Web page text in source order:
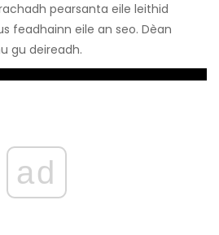
pearsanta eile leithid
feadhainn eile an seo. Dèan
gu deireadh.
ad